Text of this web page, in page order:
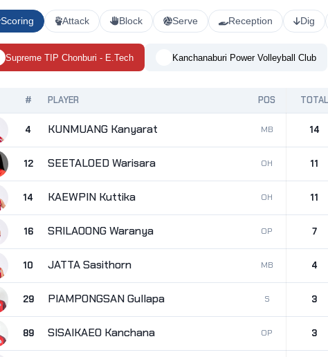
Scoring Attack Block Serve Reception Dig
Supreme TIP Chonburi - E.Tech Kanchanaburi Power Volleyball Club
# PLAYER POS TOTAL
4 KUNMUANG Kanyarat MB 14
12 SEETALOED Warisara OH 11
14 KAEWPIN Kuttika OH 11
16 SRILAOONG Waranya OP 7
10 JATTA Sasithorn MB 4
29 PIAMPONGSAN Gullapa S 3
89 SISAIKAEO Kanchana OP 3